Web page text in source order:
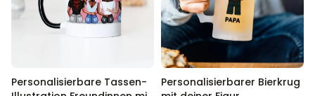
Personalisierbare Tassen-
Personalisierbarer Bierkrug